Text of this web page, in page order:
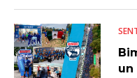
un